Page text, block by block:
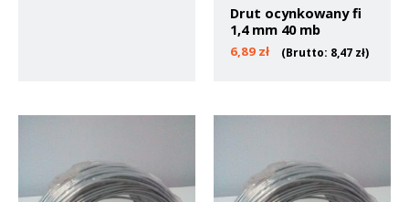
Drut ocynkowany fi
1,4 mm 40 mb
6,89 zł (Brutto: 8,47 zł)